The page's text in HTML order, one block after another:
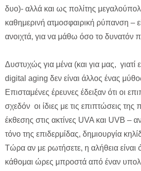
δυο)- αλλά και ως πολίτης
καθημερινή ατμοσφαιρική ρύπανση –
ανοιχτά, για να μάθω όσο το δυνατόν
Δυστυχώς για μένα (και για μας, γιατί
digital aging δεν είναι άλλος ένας
Επισταμένες έρευνες έδειξαν ότι οι
σχεδόν οι ίδιες με τις επιπτώσεις της
έκθεσης στις ακτίνες UVA και UVB –
τόνο της επιδερμίδας, δημιουργία
Τώρα αν με ρωτήσετε, η αλήθεια είναι
κάθομαι ώρες μπροστά από έναν